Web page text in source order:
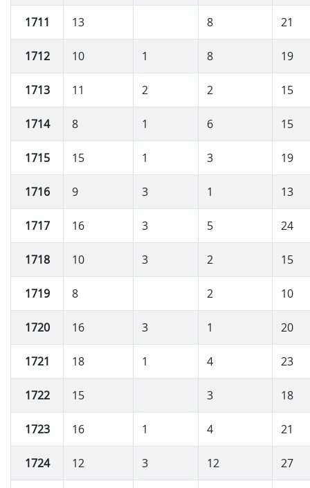
1711 13 8 21
1712 10 1 8 19
1713 11 2 2 15
1714 8 1 6 15
1715 15 1 3 19
1716 9 3 1 13
1717 16 3 5 24
1718 10 3 2 15
1719 8 2 10
1720 16 3 1 20
1721 18 1 4 23
1722 15 3 18
1723 16 1 4 21
1724 12 3 12 27